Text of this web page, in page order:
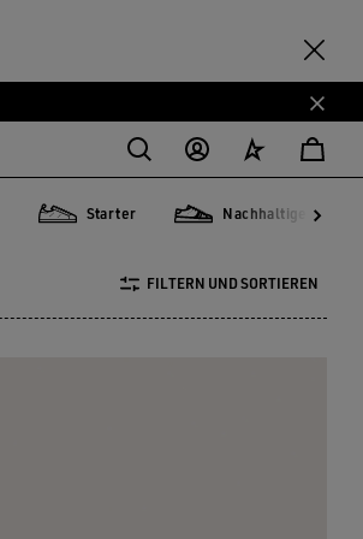
Starter Nachhaltiger
FILTERN UND SORTIEREN